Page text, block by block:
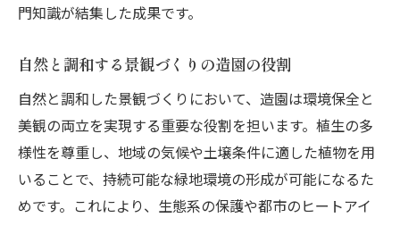
門知識が結集した成果です。
自然と調和する景観づくりの造園の役割
自然と調和した景観づくりにおいて、造園は環境保全と
美観の両立を実現する重要な役割を担います。植生の多
様性を尊重し、地域の気候や土壌条件に適した植物を用
いることで、持続可能な緑地環境の形成が可能になるた
めです。これにより、生態系の保護や都市のヒートアイ